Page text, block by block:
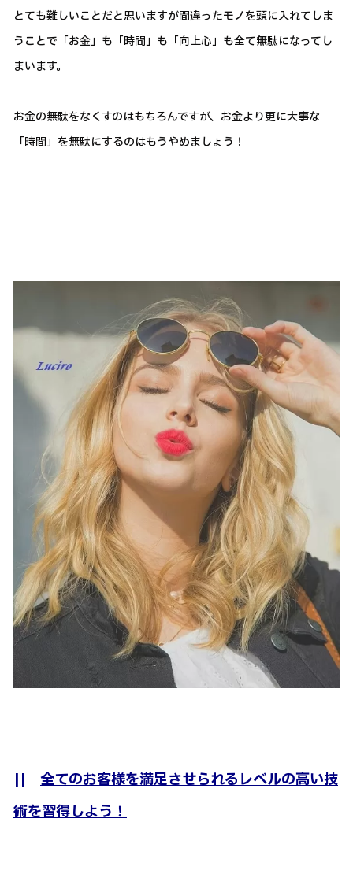
とても難しいことだと思いますが間違ったモノを頭に入れてしま
うことで「お金」も「時間」も「向上心」も全て無駄になってし
まいます。
お金の無駄をなくすのはもちろんですが、お金より更に大事な
「時間」を無駄にするのはもうやめましょう！
|| 全てのお客様を満足させられるレベルの高い技
術を習得しよう！